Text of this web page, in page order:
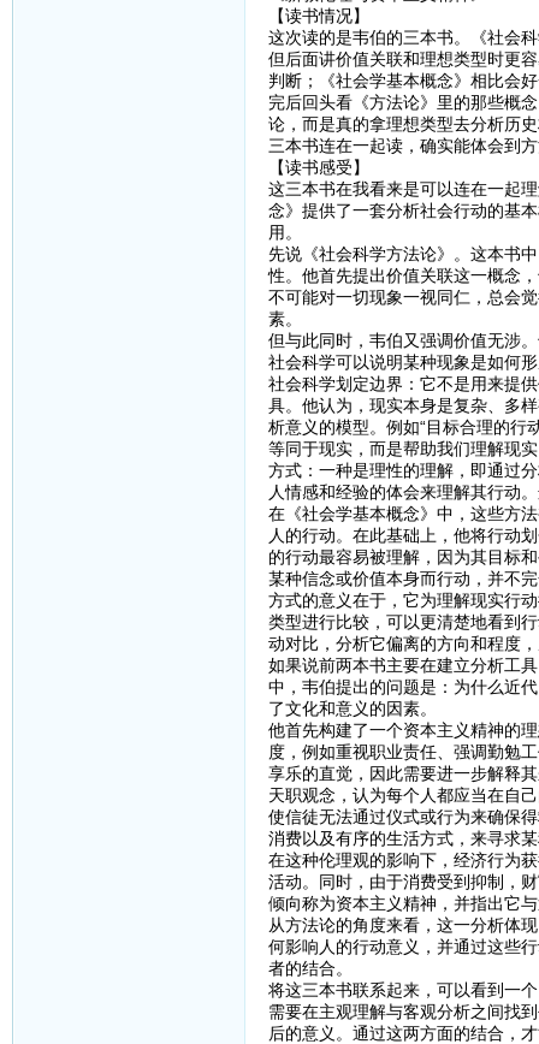
【读书情况】
这次读的是韦伯的三本书。《社会
但后面讲价值关联和理想类型时更
判断；《社会学基本概念》相比会
完后回头看《方法论》里的那些概
论，而是真的拿理想类型去分析历
三本书连在一起读，确实能体会到
【读书感受】
这三本书在我看来是可以连在一起
念》提供了一套分析社会行动的基
用。
先说《社会科学方法论》。这本书
性。他首先提出价值关联这一概念
不可能对一切现象一视同仁，总会
素。
但与此同时，韦伯又强调价值无涉
社会科学可以说明某种现象是如何
社会科学划定边界：它不是用来提
具。他认为，现实本身是复杂、多
析意义的模型。例如“目标合理的行
等同于现实，而是帮助我们理解现
方式：一种是理性的理解，即通过
人情感和经验的体会来理解其行动
在《社会学基本概念》中，这些方
人的行动。在此基础上，他将行动
的行动最容易被理解，因为其目标
某种信念或价值本身而行动，并不
方式的意义在于，它为理解现实行
类型进行比较，可以更清楚地看到
动对比，分析它偏离的方向和程度
如果说前两本书主要在建立分析工
中，韦伯提出的问题是：为什么近
了文化和意义的因素。
他首先构建了一个资本主义精神的
度，例如重视职业责任、强调勤勉
享乐的直觉，因此需要进一步解释
天职观念，认为每个人都应当在自
使信徒无法通过仪式或行为来确保
消费以及有序的生活方式，来寻求
在这种伦理观的影响下，经济行为
活动。同时，由于消费受到抑制，
倾向称为资本主义精神，并指出它
从方法论的角度来看，这一分析体
何影响人的行动意义，并通过这些
者的结合。
将这三本书联系起来，可以看到一
需要在主观理解与客观分析之间找
后的意义。通过这两方面的结合，